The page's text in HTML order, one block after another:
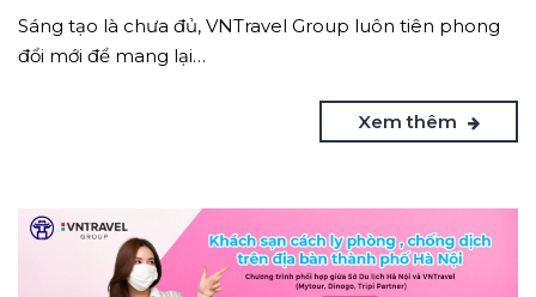
Sáng tạo là chưa đủ, VNTravel Group luôn tiên phong
đổi mới để mang lại…
Xem thêm